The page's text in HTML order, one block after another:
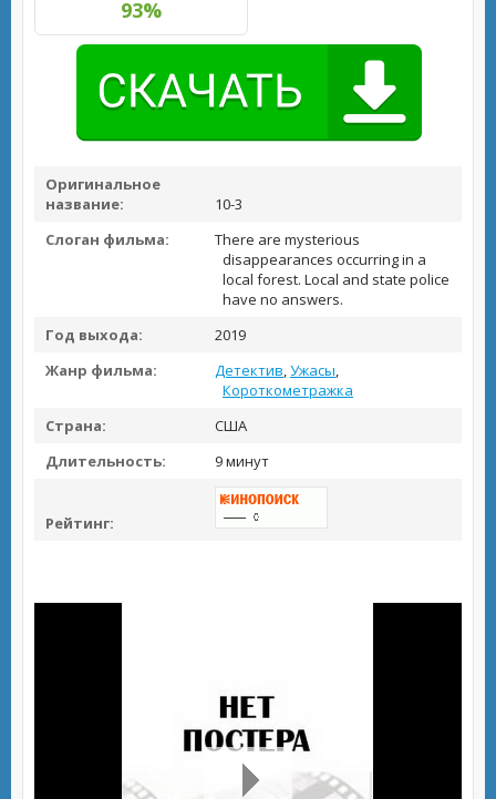
93%
Оригинальное
название:
10-3
Слоган фильма:
There are mysterious
disappearances occurring in a
local forest. Local and state police
have no answers.
Год выхода:
2019
Жанр фильма:
Детектив,Ужасы,
Короткометражка
Страна:
США
Длительность:
9 минут
Рейтинг: